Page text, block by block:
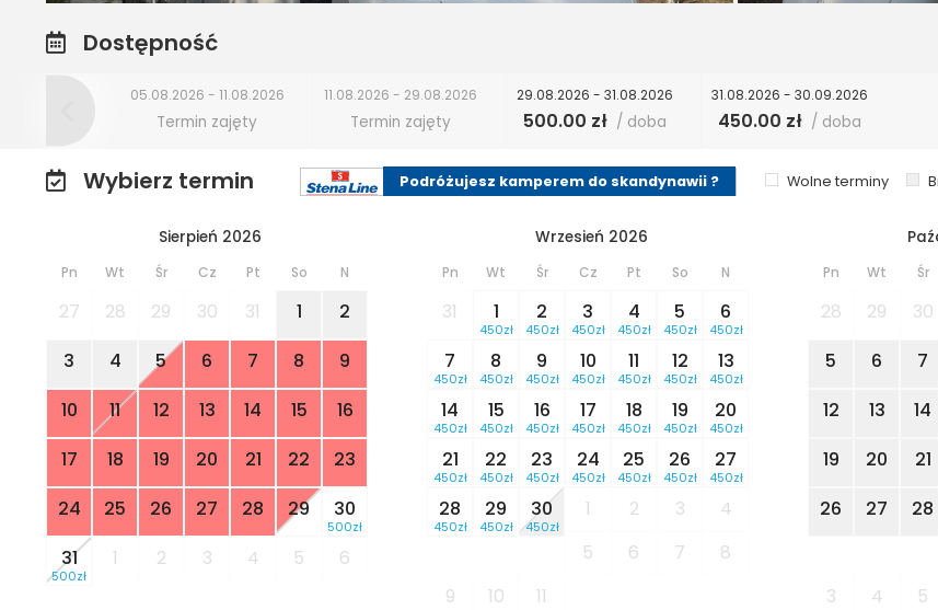
Dostępność
05.08.2026 - 11.08.2026
Termin zajęty
11.08.2026 - 29.08.2026
Termin zajęty
29.08.2026 - 31.08.2026
500.00 zł / doba
31.08.2026 - 30.09.2026
450.00 zł / doba
Wybierz termin Podróżujesz kamperem do skandynawii ? Wolne terminy
Sierpień 2026
Pn Wt Śr Cz Pt So N
27 28 29 30 31 1
2
3
4 5 6 7 8
9
10
11 12 13 14 15
16
17
18 19 20 21 22
23
24
25 26 27 28 29 30
500zł
31
500zł
1 2 3 4 5 6
Wrzesień 2026
Pn Wt Śr Cz Pt So N
31 1
450zł
2
450zł
3
450zł
4
450zł
5
450zł
6
450zł
7
450zł
8
450zł
9
450zł
10
450zł
11
450zł
12
450zł
13
450zł
14
450zł
15
450zł
16
450zł
17
450zł
18
450zł
19
450zł
20
450zł
21
450zł
22
450zł
23
450zł
24
450zł
25
450zł
26
450zł
27
450zł
28
450zł
29
450zł
30
450zł
1 2 3
4
5
6 7
8
9
10 11
Pn Wt Śr
28 29 30
5
6 7
12
13 14
19
20 21
26
27 28
3
4 5